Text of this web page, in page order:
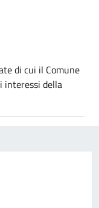
di cui il Comune
interessi della